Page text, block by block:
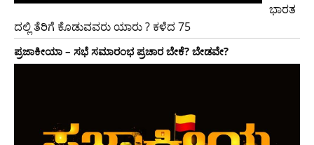
ಭಾರತ
ದಲ್ಲಿ ತೆರಿಗೆ ಕೊಡುವವರು ಯಾರು ? ಕಳೆದ 75
ಪ್ರಜಾಕೀಯಾ – ಸಭೆ ಸಮಾರಂಭ ಪ್ರಚಾರ ಬೇಕೆ? ಬೇಡವೇ?